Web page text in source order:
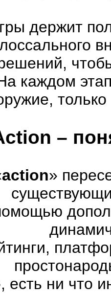
держит
каждом
только
–
action»
есть ни что